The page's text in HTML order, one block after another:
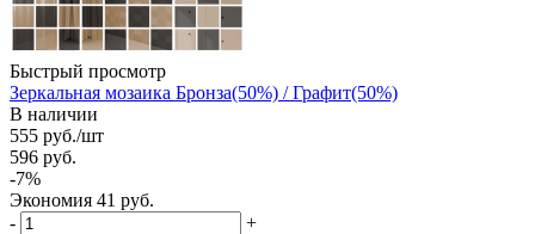
Быстрый просмотр
Зеркальная мозаика Бронза(50%) / Графит(50%)
В наличии
555 руб./шт
596 руб.
-7%
Экономия 41 руб.
-
+